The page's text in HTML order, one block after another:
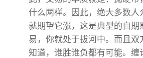
什么两样。因此，绝大多数人
就期望它涨，这是典型的自期
易，你就处于拔河中。而且双
知道，谁胜谁负都有可能。缠